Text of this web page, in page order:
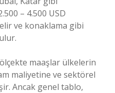
– 4.500 USD
ve konaklama gibi
maaşlar ülkelerin
maliyetine ve sektörel
Ancak genel tablo,